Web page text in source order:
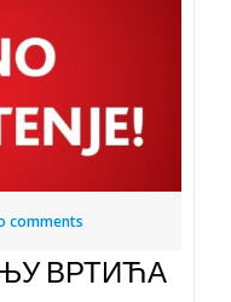
comments
ВРТИЋА